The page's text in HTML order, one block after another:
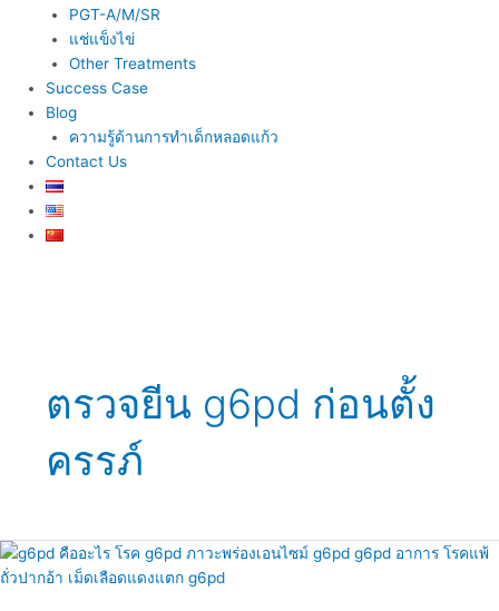
PGT-A/M/SR
แช่แข็งไข่
Other Treatments
Success Case
Blog
ความรู้ด้านการทำเด็กหลอดแก้ว
Contact Us
ตรวจยีน g6pd ก่อนตั้ง
ครรภ์
เจาะ
ลึก